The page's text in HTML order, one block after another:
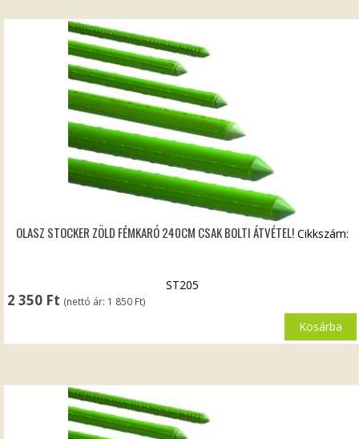
OLASZ STOCKER ZÖLD FÉMKARÓ 240CM CSAK BOLTI ÁTVÉTEL!
2 350 Ft (nettó ár: 1 850 Ft)
Cikkszám:
ST205
Kosárba